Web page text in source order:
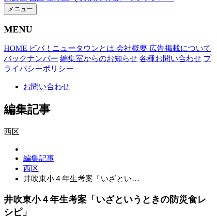
メニュー
MENU
HOME ビバ！ニュータウンとは 会社概要 広告掲載について
バックナンバー 編集室からのお知らせ 各種お問い合わせ プ
ライバシーポリシー
お問い合わせ
編集記事
西区
編集記事
西区
井吹東小４年生考案「いざとい…
井吹東小４年生考案「いざというときの防災食レ
シピ」